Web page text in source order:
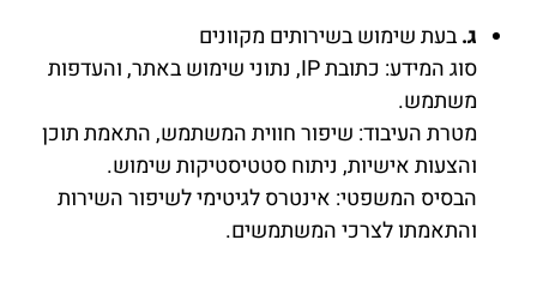
ג.בעת שימוש בשירותים מקוונים
סוג המידע: כתובת IP, נתוני שימוש באתר, והעדפות
משתמש.
מטרת העיבוד: שיפור חווית המשתמש, התאמת תוכן
והצעות אישיות, ניתוח סטטיסטיקות שימוש.
הבסיס המשפטי: אינטרס לגיטימי לשיפור השירות
והתאמתו לצרכי המשתמשים.